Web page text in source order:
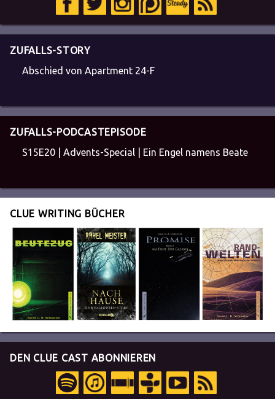
ZUFALLS-STORY
Abschied von Apartment 24-F
ZUFALLS-PODCASTEPISODE
S15E20 | Advents-Special | Ein Engel namens Beate
CLUE WRITING BÜCHER
DEN CLUE CAST ABONNIEREN